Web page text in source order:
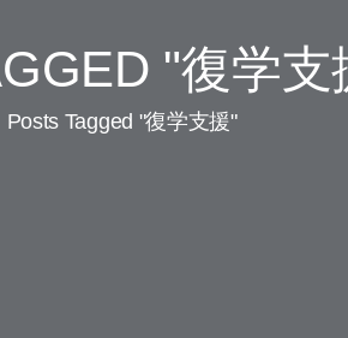
"復学支
Posts Tagged "復学支援"